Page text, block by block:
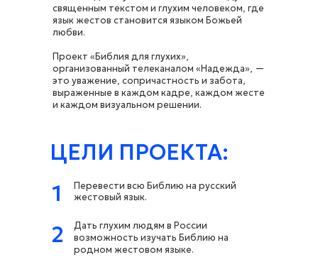
священным текстом и глухим человеком, где
язык жестов становится языком Божьей
любви.
Проект «Библия для глухих»,
организованный телеканалом «Надежда», —
это уважение, сопричастность и забота,
выраженные в каждом кадре, каждом жесте
и каждом визуальном решении.
ЦЕЛИ ПРОЕКТА:
Дать глухим людям в России
возможность изучать Библию на
родном жестовом языке.
Перевести всю Библию на русский
жестовый язык.
1
2